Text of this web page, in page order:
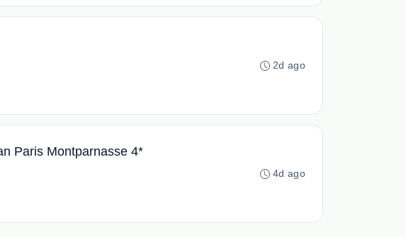
2d ago
Paris Montparnasse 4*
4d ago